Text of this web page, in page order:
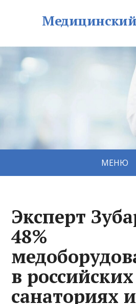
МЕНЮ
Эксперт
48%
в российских
санаториях